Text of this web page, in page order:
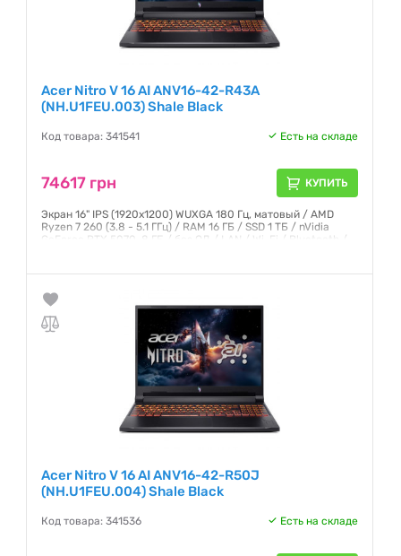
Acer Nitro V 16 AI ANV16-42-R43A
(NH.U1FEU.003) Shale Black
Код товара: 341541 Есть на складе
74617 грн КУПИТЬ
Экран 16" IPS (1920x1200) WUXGA 180 Гц, матовый / AMD
Ryzen 7 260 (3.8 - 5.1 ГГц) / RAM 16 ГБ / SSD 1 ТБ / nVidia
GeForce RTX 5070, 8 ГБ / без ОД / LAN / Wi-Fi / Bluetooth /
Гарантия:12 месяцев
Acer Nitro V 16 AI ANV16-42-R50J
(NH.U1FEU.004) Shale Black
Код товара: 341536 Есть на складе